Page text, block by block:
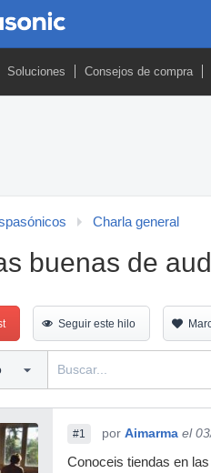
Soluciones Consejos de compra
Charla general
buenas de
Seguir este hilo
#1 por Aimarma el
Conoceis tiendas en